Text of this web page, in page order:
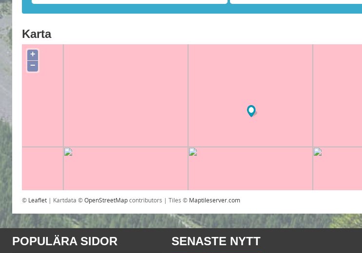
Karta
+
−
© Leaflet | Kartdata ©OpenStreetMapcontributors | Tiles © Maptileserver.com
POPULÄRA SIDOR SENASTE NYTT